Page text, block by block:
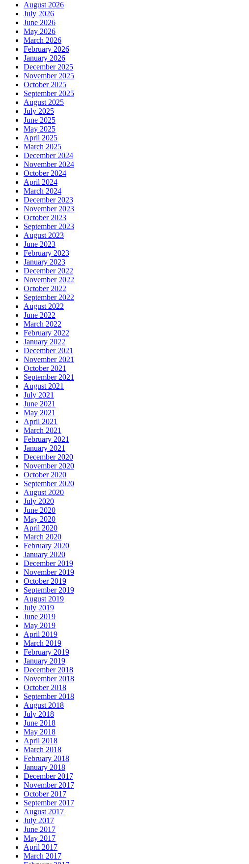
August 2026
July 2026
June 2026
May 2026
March 2026
February 2026
January 2026
December 2025
November 2025
October 2025
September 2025
August 2025
July 2025
June 2025
May 2025
April 2025
March 2025
December 2024
November 2024
October 2024
April 2024
March 2024
December 2023
November 2023
October 2023
September 2023
August 2023
June 2023
February 2023
January 2023
December 2022
November 2022
October 2022
September 2022
August 2022
June 2022
March 2022
February 2022
January 2022
December 2021
November 2021
October 2021
September 2021
August 2021
July 2021
June 2021
May 2021
April 2021
March 2021
February 2021
January 2021
December 2020
November 2020
October 2020
September 2020
August 2020
July 2020
June 2020
May 2020
April 2020
March 2020
February 2020
January 2020
December 2019
November 2019
October 2019
September 2019
August 2019
July 2019
June 2019
May 2019
April 2019
March 2019
February 2019
January 2019
December 2018
November 2018
October 2018
September 2018
August 2018
July 2018
June 2018
May 2018
April 2018
March 2018
February 2018
January 2018
December 2017
November 2017
October 2017
September 2017
August 2017
July 2017
June 2017
May 2017
April 2017
March 2017